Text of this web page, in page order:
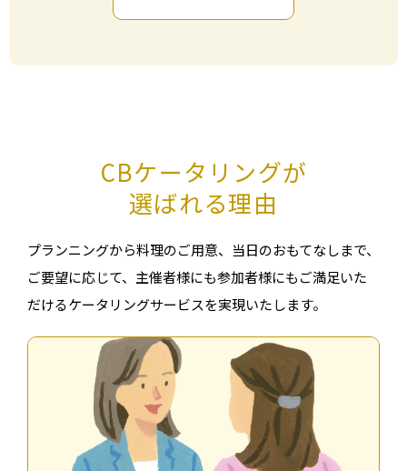
CBケータリングが
選ばれる理由
プランニングから料理のご⽤意、当⽇のおもてなしまで、
ご要望に応じて、 主催者様にも参加者様にもご満⾜いた
だけるケータリングサービスを実現いたします。